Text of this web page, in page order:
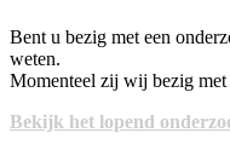
Bent u bezig met een
weten.
Momenteel zij wij bezig
Bekijk het lopend